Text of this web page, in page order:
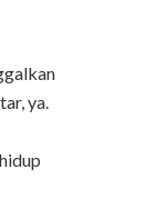
ya.